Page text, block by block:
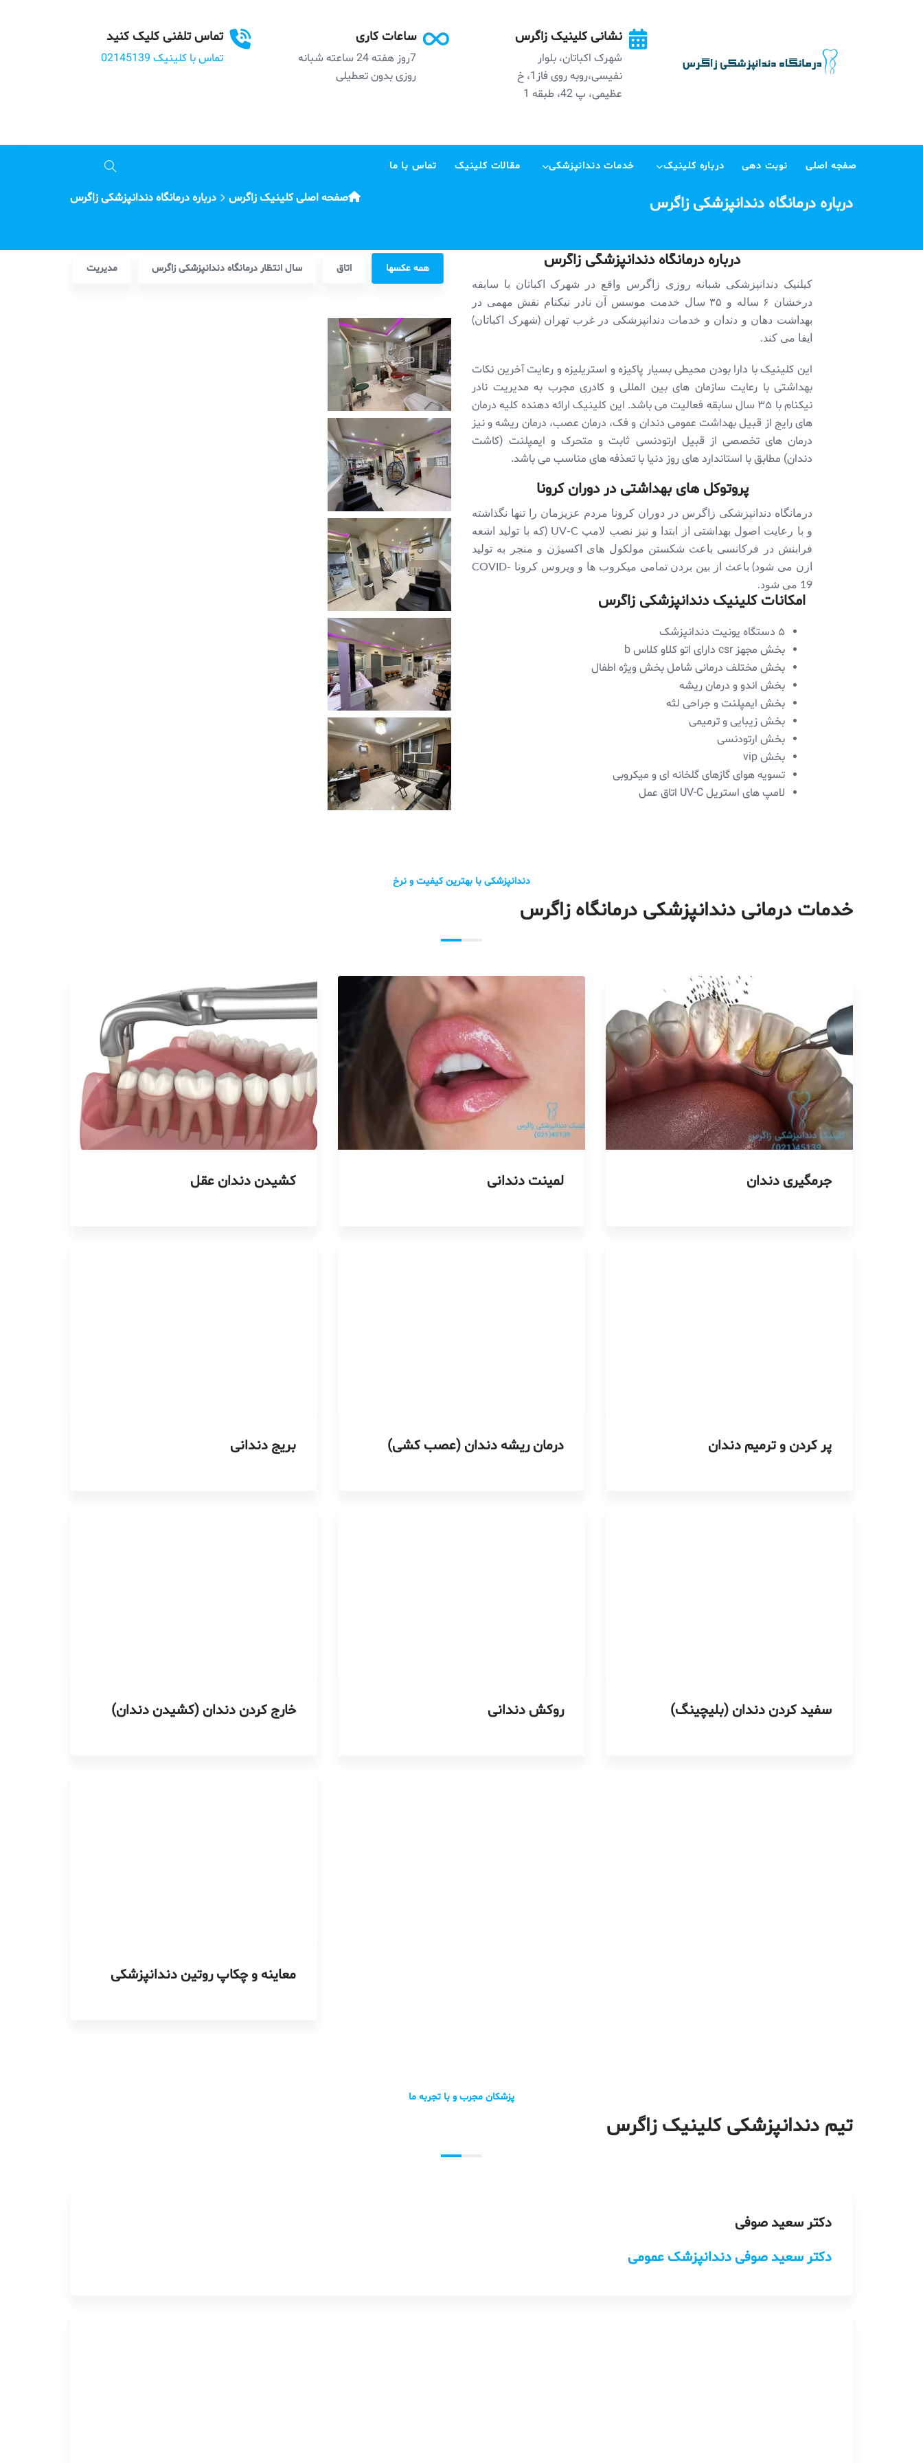
تماس تلفنی کلیک کنید
تماس با کلینیک 02145139
ساعات کاری
7روز هفته 24 ساعته شبانه
روزی بدون تعطیلی
نشانی کلینیک زاگرس
شهرک اکباتان، بلوار
نفیسی،روبه روی فاز1، خ
عظیمی، پ 42، طبقه 1
صفجه اصلی نوبت دهی درباره کلینیک خدمات دندانپزشکی مقالات کلینیک تماس با ما
درباره درمانگاه دندانپزشکی زاگرس صفحه اصلی کلینیک زاگرس درباره درمانگاه دندانپزشکی زاگرس
همه عکسها اتاق سال انتظار درمانگاه دندانپزشکی زاگرس مدیریت درباره درمانگاه دندانپزشگی زاگرس
کیلنیک دندانپزشکی شبانه روزی زاگرس واقع در شهرک اکباتان با سابقه
درخشان ۶ ساله و ۳۵ سال خدمت موسس آن نادر نیکنام نقش مهمی در
بهداشت دهان و دندان و خدمات دندانپزشکی در غرب تهران (شهرک اکباتان)
ایفا می کند.
این کلینیک با دارا بودن محیطی بسیار پاکیزه و استریلیزه و رعایت آخرین نکات
بهداشتی با رعایت سازمان های بین المللی و کادری مجرب به مدیریت نادر
نیکنام با ۳۵ سال سابقه فعالیت می باشد. این کلینیک ارائه دهنده کلیه درمان
های رایج از قبیل بهداشت عمومی دندان و فک، درمان عصب، درمان ریشه و نیز
درمان های تخصصی از قبیل ارتودنسی ثابت و متحرک و ایمپلنت (کاشت
دندان) مطابق با استاندارد های روز دنیا با تعذفه های مناسب می باشد.
پروتوکل های بهداشتی در دوران کرونا
درمانگاه دندانپزشکی زاگرس در دوران کرونا مردم عزیزمان را تنها نگذاشته
و با رعایت اصول بهداشتی از ابتدا و نیز نصب لامپ UV-C (که با تولید اشعه
فرابنش در فرکانسی باعث شکستن مولکول های اکسیژن و منجر به تولید
ازن می شود) باعث از بین بردن تمامی میکروب ها و ویروس کرونا COVID-
19 می شود.
امکانات کلینیک دندانپزشکی زاگرس
۵ دستگاه یونیت دندانپزشک
بخش مجهز csr دارای اتو کلاو کلاس b
بخش مختلف درمانی شامل بخش ویژه اطفال
بخش اندو و درمان ریشه
بخش ایمپلنت و جراحی لثه
بخش زیبایی و ترمیمی
بخش ارتودنسی
بخش vip
تسویه هوای گازهای گلخانه ای و میکروبی
لامپ های استریل UV-C اتاق عمل
دندانپزشکی با بهترین کیفیت و نرخ
خدمات درمانی دندانپزشکی درمانگاه زاگرس
کشیدن دندان عقل لمینت دندانی جرمگیری دندان
بریج دندانی درمان ریشه دندان (عصب کشی) پر کردن و ترمیم دندان
خارج کردن دندان (کشیدن دندان) روکش دندانی سفید کردن دندان (بلیچینگ)
معاینه و چکاپ روتین دندانپزشکی
پزشکان مجرب و با تجربه ما
تیم دندانپزشکی کلینیک زاگرس
دکتر سعید صوفی
دکتر سعید صوفی دندانپزشک عمومی